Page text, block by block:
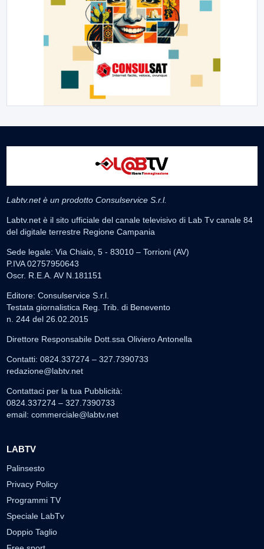
Labtv.net è un prodotto Consulservice S.r.l.
Labtv.net è il sito ufficiale del canale televisivo di Lab Tv canale 84
del digitale terrestre Regione Campania
Sede legale: Via Chiaio, 5 - 83010 – Torrioni (AV)
P.IVA 02757950643
Oscr. R.E.A. AV N.181151
Editore: Consulservice S.r.l.
Testata giornalistica Reg. Trib. di Benevento
n. 244 del 26.02.2015
Direttore Responsabile Dott.ssa Oliviero Antonella
Contatti: 0824.337274 – 327.7390733
redazione@labtv.net
Contattaci per la tua Pubblicità:
0824.337274 – 327.7390733
email: commerciale@labtv.net
LABTV
Palinsesto
Privacy Policy
Programmi TV
Speciale LabTv
Doppio Taglio